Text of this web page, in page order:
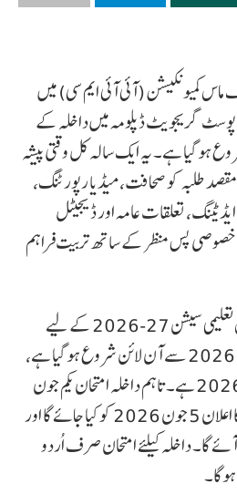
ماس کمیونکیشن (آئی آئی ایم سی) میں
سال 27-2026 کیلئے پوسٹ گریجویٹ ڈپلومہ میں داخلہ کے
ہو گیا ہے۔ یہ ایک سالہ کل وقتی پیشہ
طلبہ کو صحافت، میڈیا رپورٹنگ،
تعلقات عامہ اور ڈیجیٹل
خصوصی پس منظر کے ساتھ تربیت فراہم
اُردو صحافت پی جی ڈپلوما کورس تعلیمی سیشن 27-2026 کے لیے
درخواستیں دینے کا عمل 6 مئی 2026 سے آن لائن شروع ہو گیا ہے،
جس کی آخری تاریخ 26 مئی 2026 ہے۔ تاہم داخلہ امتحان یکم جون
2026 کو منعقد ہوگا۔ نتائج کا اعلان 5 جون 2026 کو کیا جائے گا اور
ریزلٹ آئے گا۔ داخلہ کیلئے امتحان صرف اُردو